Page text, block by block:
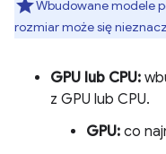
Wbudowane modele
rozmiar może się
GPU lub CPU:
z GPU lub CPU.
GPU: co